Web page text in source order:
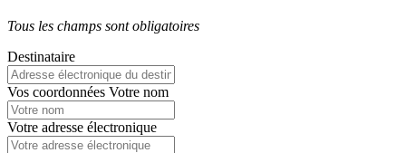
Tous les champs sont obligatoires
Destinataire
Vos coordonnées Votre nom
Votre adresse électronique